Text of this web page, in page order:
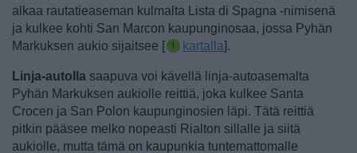
alkaa rautatieaseman kulmalta Lista di Spagna -nimisenä
ja kulkee kohti San Marcon kaupunginosaa, jossa Pyhän
Markuksen aukio sijaitsee [
kartalla].
Linja-autolla saapuva voi kävellä linja-autoasemalta
Pyhän Markuksen aukiolle reittiä, joka kulkee Santa
Crocen ja San Polon kaupunginosien läpi. Tätä reittiä
pitkin pääsee melko nopeasti Rialton sillalle ja siitä
aukiolle, mutta tämä on kaupunkia tuntemattomalle